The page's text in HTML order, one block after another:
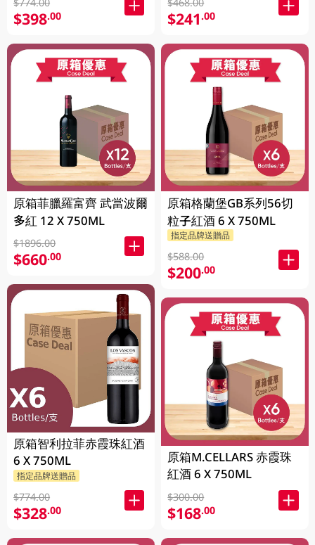
$398.00
原箱菲臘羅富齊 武當波爾
多紅 12 X 750ML
$1896.00
$660.00
原箱智利拉菲赤霞珠紅酒
6 X 750ML
指定品牌送贈品
$774.00
$328.00
$241.00
原箱格蘭堡GB系列56切
粒子紅酒 6 X 750ML
指定品牌送贈品
$588.00
$200.00
原箱M.CELLARS 赤霞珠
紅酒 6 X 750ML
$300.00
$168.00